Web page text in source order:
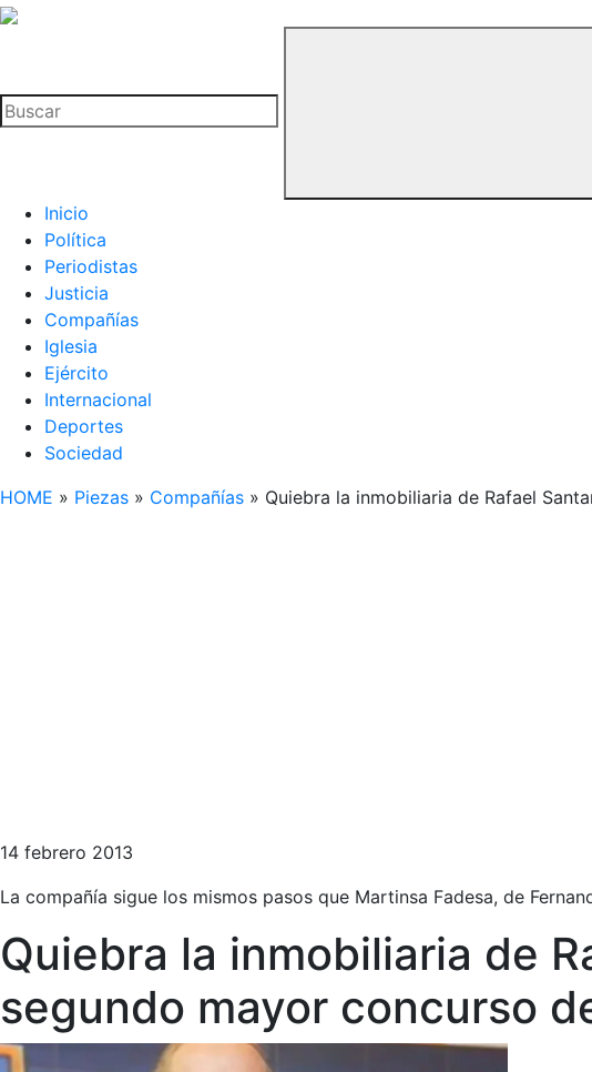
La
Buitre
Inicio
Política
Periodistas
Justicia
Compañías
Iglesia
Ejército
Internacional
Deportes
Sociedad
HOME » Piezas » Compañías » Quiebra la inmobiliaria de Rafael
14 febrero 2013
La compañía sigue los mismos pasos que Martinsa Fadesa, de
Quiebra la inmobiliaria de
segundo mayor concurso